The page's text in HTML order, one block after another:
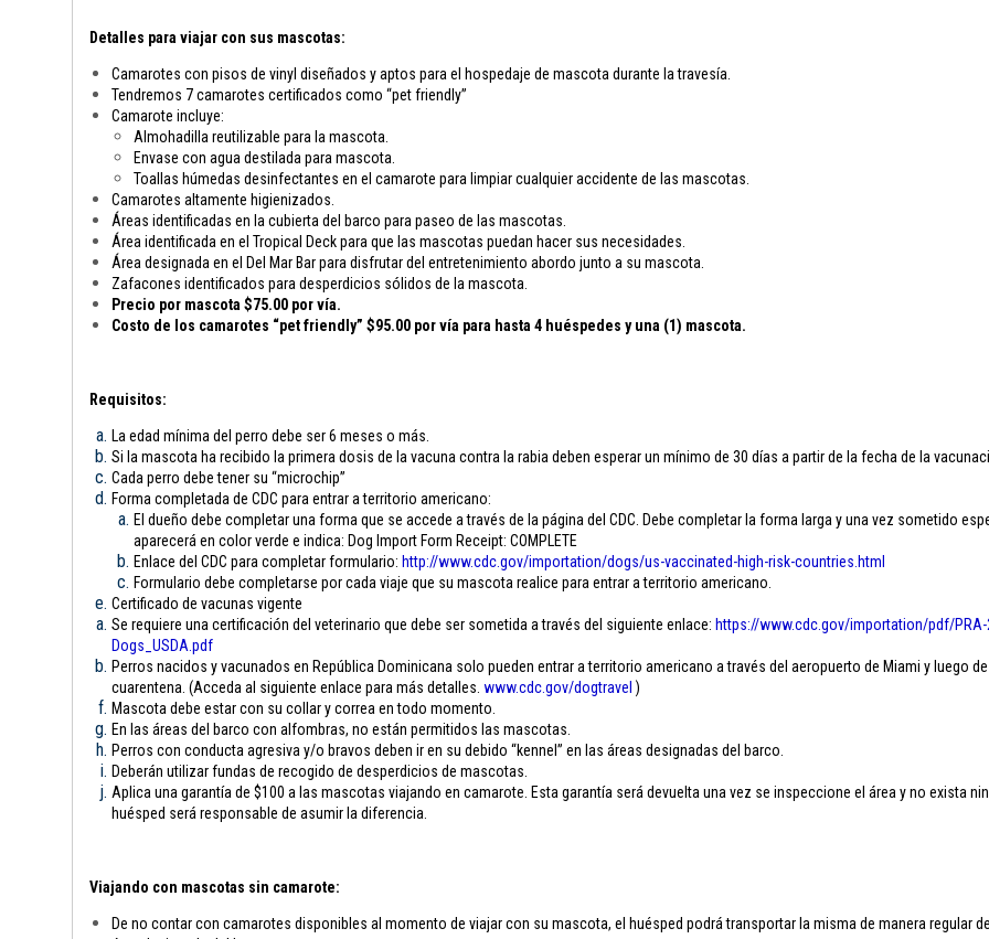
Detalles para viajar con sus mascotas:
Camarotes con pisos de vinyl diseñados y aptos para el hospedaje de mascota durante la travesía.
Tendremos 7 camarotes certificados como “pet friendly”
Camarote incluye:
Almohadilla reutilizable para la mascota.
Envase con agua destilada para mascota.
Toallas húmedas desinfectantes en el camarote para limpiar cualquier accidente de las mascotas.
Camarotes altamente higienizados.
Áreas identificadas en la cubierta del barco para paseo de las mascotas.
Área identificada en el Tropical Deck para que las mascotas puedan hacer sus necesidades.
Área designada en el Del Mar Bar para disfrutar del entretenimiento abordo junto a su mascota.
Zafacones identificados para desperdicios sólidos de la mascota.
Precio por mascota $75.00 por vía.
Costo de los camarotes “pet friendly” $95.00 por vía para hasta 4 huéspedes y una (1) mascota.
Requisitos:
La edad mínima del perro debe ser 6 meses o más.
Si la mascota ha recibido la primera dosis de la vacuna contra la rabia deben esperar un mínimo de 30 días a partir de la fecha de la
Cada perro debe tener su “microchip”
Forma completada de CDC para entrar a territorio americano:
El dueño debe completar una forma que se accede a través de la página del CDC. Debe completar la forma larga y una vez sometido
aparecerá en color verde e indica: Dog Import Form Receipt: COMPLETE
Enlace del CDC para completar formulario: http://www.cdc.gov/importation/dogs/us-vaccinated-high-risk-countries.html
Formulario debe completarse por cada viaje que su mascota realice para entrar a territorio americano.
Certificado de vacunas vigente
Se requiere una certificación del veterinario que debe ser sometida a través del siguiente enlace: https://www.cdc.gov/importation/pdf/PRA-
Dogs_USDA.pdf
Perros nacidos y vacunados en República Dominicana solo pueden entrar a territorio americano a través del aeropuerto de Miami y luego
cuarentena. (Acceda al siguiente enlace para más detalles. www.cdc.gov/dogtravel )
Mascota debe estar con su collar y correa en todo momento.
En las áreas del barco con alfombras, no están permitidos las mascotas.
Perros con conducta agresiva y/o bravos deben ir en su debido “kennel” en las áreas designadas del barco.
Deberán utilizar fundas de recogido de desperdicios de mascotas.
Aplica una garantía de $100 a las mascotas viajando en camarote. Esta garantía será devuelta una vez se inspeccione el área y no exista
huésped será responsable de asumir la diferencia.
Viajando con mascotas sin camarote:
De no contar con camarotes disponibles al momento de viajar con su mascota, el huésped podrá transportar la misma de manera regular